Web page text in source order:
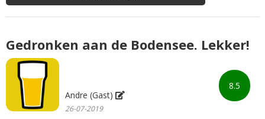
8.5
Gedronken aan de Bodensee. Lekker!
Andre (Gast)
26-07-2019